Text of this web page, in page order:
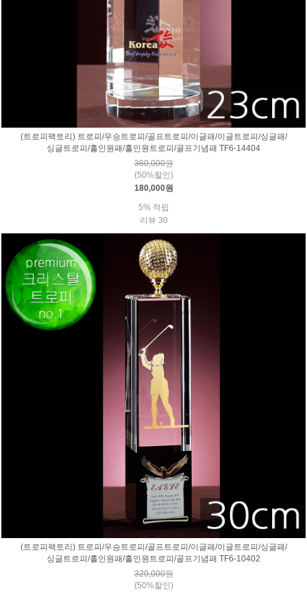
(트로피팩토리) 트로피/우승트로피/골프트로피/이글패/이글트로피/싱글패/
싱글트로피/홀인원패/홀인원트로피/골프기념패 TF6-14404
360,000원
(50%할인)
180,000원
5% 적립
리뷰 30
(트로피팩토리) 트로피/우승트로피/골프트로피/이글패/이글트로피/싱글패/
싱글트로피/홀인원패/홀인원트로피/골프기념패 TF6-10402
320,000원
(50%할인)